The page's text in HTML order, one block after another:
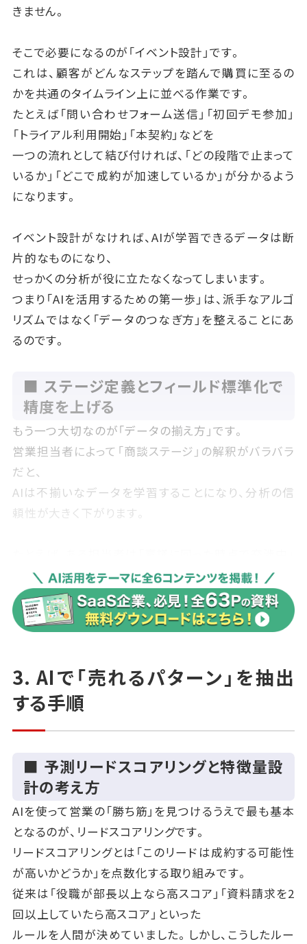
きません。
そこで必要になるのが「イベント設計」です。
これは、顧客がどんなステップを踏んで購買に至るの
かを共通のタイムライン上に並べる作業です。
たとえば「問い合わせフォーム送信」「初回デモ参加」
「トライアル利用開始」「本契約」などを
一つの流れとして結び付ければ、「どの段階で止まって
いるか」「どこで成約が加速しているか」が分かるよう
になります。
イベント設計がなければ、AIが学習できるデータは断
片的なものになり、
せっかくの分析が役に立たなくなってしまいます。
つまり「AIを活用するための第一歩」は、派手なアルゴ
リズムではなく「データのつなぎ方」を整えることにあ
るのです。
■ ステージ定義とフィールド標準化で
精度を上げる
もう一つ大切なのが「データの揃え方」です。
営業担当者によって「商談ステージ」の解釈がバラバラ
だと、
AIは不揃いなデータを学習することになり、分析の信
頼性が大きく下がります。
と考え、
別の担当者は「価格の調整に入った時点で交渉中」と
考えているとします。
この状態で入力されたデータは見かけ上は同じ「交渉
そこで必要なのが「ステージ定義の明確化」と「フィー
ち」といったように、
誰が入力しても同じ意味になる基準を作ります。ま
た、自由入力のテキストではなく、
プルダウン形式で選べるフィールドを整備することで、
データの一貫性を保つことができます。
こうして精度の高いデータ基盤を整えることで、AI分
析は初めて「本当に信頼できる結果」を出せるように
なります。
3. AIで「売れるパターン」を抽出
する手順
■ 予測リードスコアリングと特徴量設
計の考え方
AIを使って営業の「勝ち筋」を見つけるうえで最も基本
となるのが、リードスコアリングです。
リードスコアリングとは「このリードは成約する可能性
が高いかどうか」を点数化する取り組みです。
従来は「役職が部長以上なら高スコア」「資料請求を2
回以上していたら高スコア」といった
ルールを人間が決めていました。しかし、こうしたルー